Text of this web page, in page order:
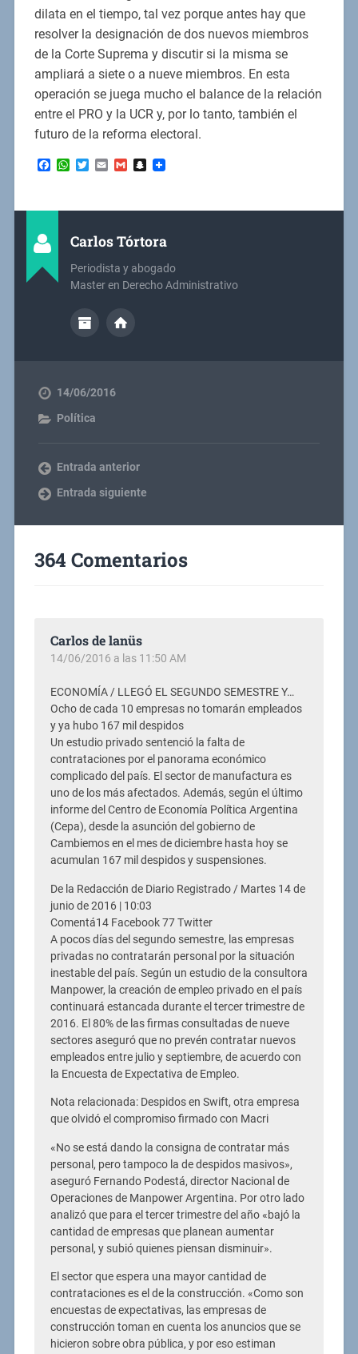
dilata en el tiempo, tal vez porque antes hay que
resolver la designación de dos nuevos miembros
de la Corte Suprema y discutir si la misma se
ampliará a siete o a nueve miembros. En esta
operación se juega mucho el balance de la relación
entre el PRO y la UCR y, por lo tanto, también el
futuro de la reforma electoral.
Facebook
WhatsApp
Twitter
EmailGmailSnapchat
Carlos Tórtora
Periodista y abogado
Master en Derecho Administrativo
14/06/2016
Política
Entrada anterior
Entrada siguiente
364 Comentarios
Carlos de lanüs
14/06/2016 a las 11:50 AM
ECONOMÍA / LLEGÓ EL SEGUNDO SEMESTRE Y…
Ocho de cada 10 empresas no tomarán empleados
y ya hubo 167 mil despidos
Un estudio privado sentenció la falta de
contrataciones por el panorama económico
complicado del país. El sector de manufactura es
uno de los más afectados. Además, según el último
informe del Centro de Economía Política Argentina
(Cepa), desde la asunción del gobierno de
Cambiemos en el mes de diciembre hasta hoy se
acumulan 167 mil despidos y suspensiones.
De la Redacción de Diario Registrado / Martes 14 de
junio de 2016 | 10:03
Comentá14 Facebook 77 Twitter
A pocos días del segundo semestre, las empresas
privadas no contratarán personal por la situación
inestable del país. Según un estudio de la consultora
Manpower, la creación de empleo privado en el país
continuará estancada durante el tercer trimestre de
2016. El 80% de las firmas consultadas de nueve
sectores aseguró que no prevén contratar nuevos
empleados entre julio y septiembre, de acuerdo con
la Encuesta de Expectativa de Empleo.
Nota relacionada: Despidos en Swift, otra empresa
que olvidó el compromiso firmado con Macri
«No se está dando la consigna de contratar más
personal, pero tampoco la de despidos masivos»,
aseguró Fernando Podestá, director Nacional de
Operaciones de Manpower Argentina. Por otro lado
analizó que para el tercer trimestre del año «bajó la
cantidad de empresas que planean aumentar
personal, y subió quienes piensan disminuir».
El sector que espera una mayor cantidad de
contrataciones es el de la construcción. «Como son
encuestas de expectativas, las empresas de
construcción toman en cuenta los anuncios que se
hicieron sobre obra pública, y por eso estiman